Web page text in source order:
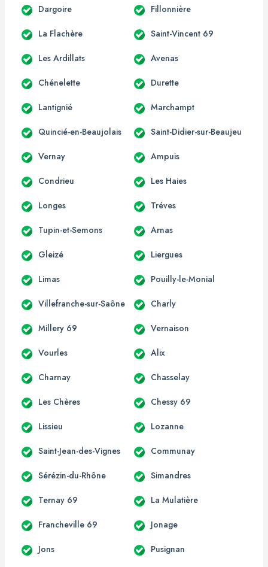
Dargoire Fillonnière
La Flachère Saint-Vincent 69
Les Ardillats Avenas
Chénelette Durette
Lantignié Marchampt
Quincié-en-Beaujolais Saint-Didier-sur-Beaujeu
Vernay Ampuis
Condrieu Les Haies
Longes Tréves
Tupin-et-Semons Arnas
Gleizé Liergues
Limas Pouilly-le-Monial
Villefranche-sur-Saône Charly
Millery 69 Vernaison
Vourles Alix
Charnay Chasselay
Les Chères Chessy 69
Lissieu Lozanne
Saint-Jean-des-Vignes Communay
Sérézin-du-Rhône Simandres
Ternay 69 La Mulatière
Francheville 69 Jonage
Jons Pusignan